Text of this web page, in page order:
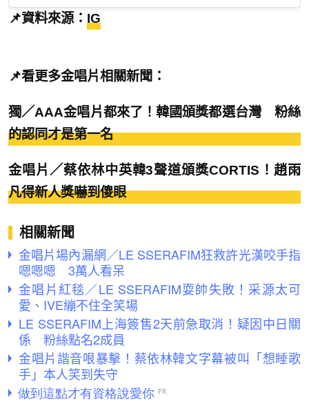
📌資料來源： IG
📌看更多金唱片相關新聞：
獨／AAA金唱片都來了！韓國頒獎都選台灣 粉絲
的認同才是第一名
金唱片／蔡依林中英韓3聲道頒獎CORTIS！趙雨
凡得新人獎嚇到傻眼
相關新聞
金唱片場內漏網／LE SSERAFIM狂救許光漢咬手指
嗯嗯嗯 3萬人看呆
金唱片紅毯／LE SSERAFIM耍帥失敗！采源太可
愛、IVE繃不住全笑場
LE SSERAFIM上海簽售2天前急取消！疑因中日關
係 粉絲點名2成員
金唱片諧音哏暴擊！蔡依林韓文字幕被叫「想睡歌
手」本人笑到失守